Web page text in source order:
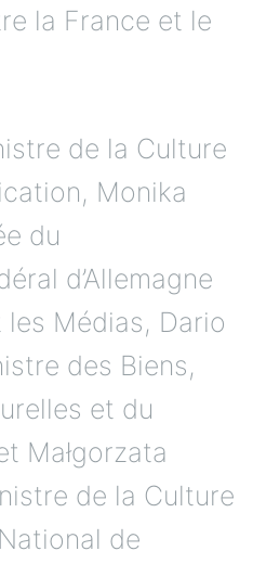
la France et le
de la Culture
Monika
du
d’Allemagne
Médias, Dario
des Biens,
et du
Małgorzata
de la Culture
de